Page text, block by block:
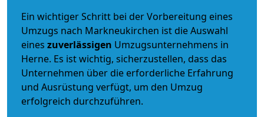
Ein wichtiger Schritt bei der Vorbereitung eines
Umzugs nach Markneukirchen ist die Auswahl
eines zuverlässigen Umzugsunternehmens in
Herne. Es ist wichtig, sicherzustellen, dass das
Unternehmen über die erforderliche Erfahrung
und Ausrüstung verfügt, um den Umzug
erfolgreich durchzuführen.